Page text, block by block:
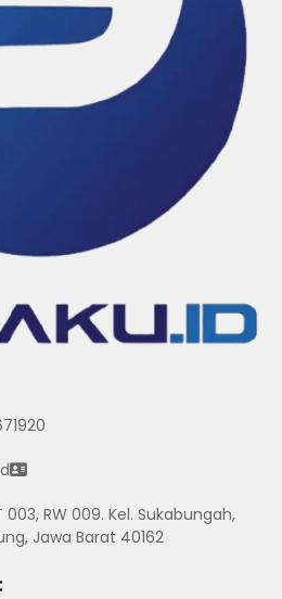
003, RW 009. Kel. Sukabungah,
Jawa Barat 40162